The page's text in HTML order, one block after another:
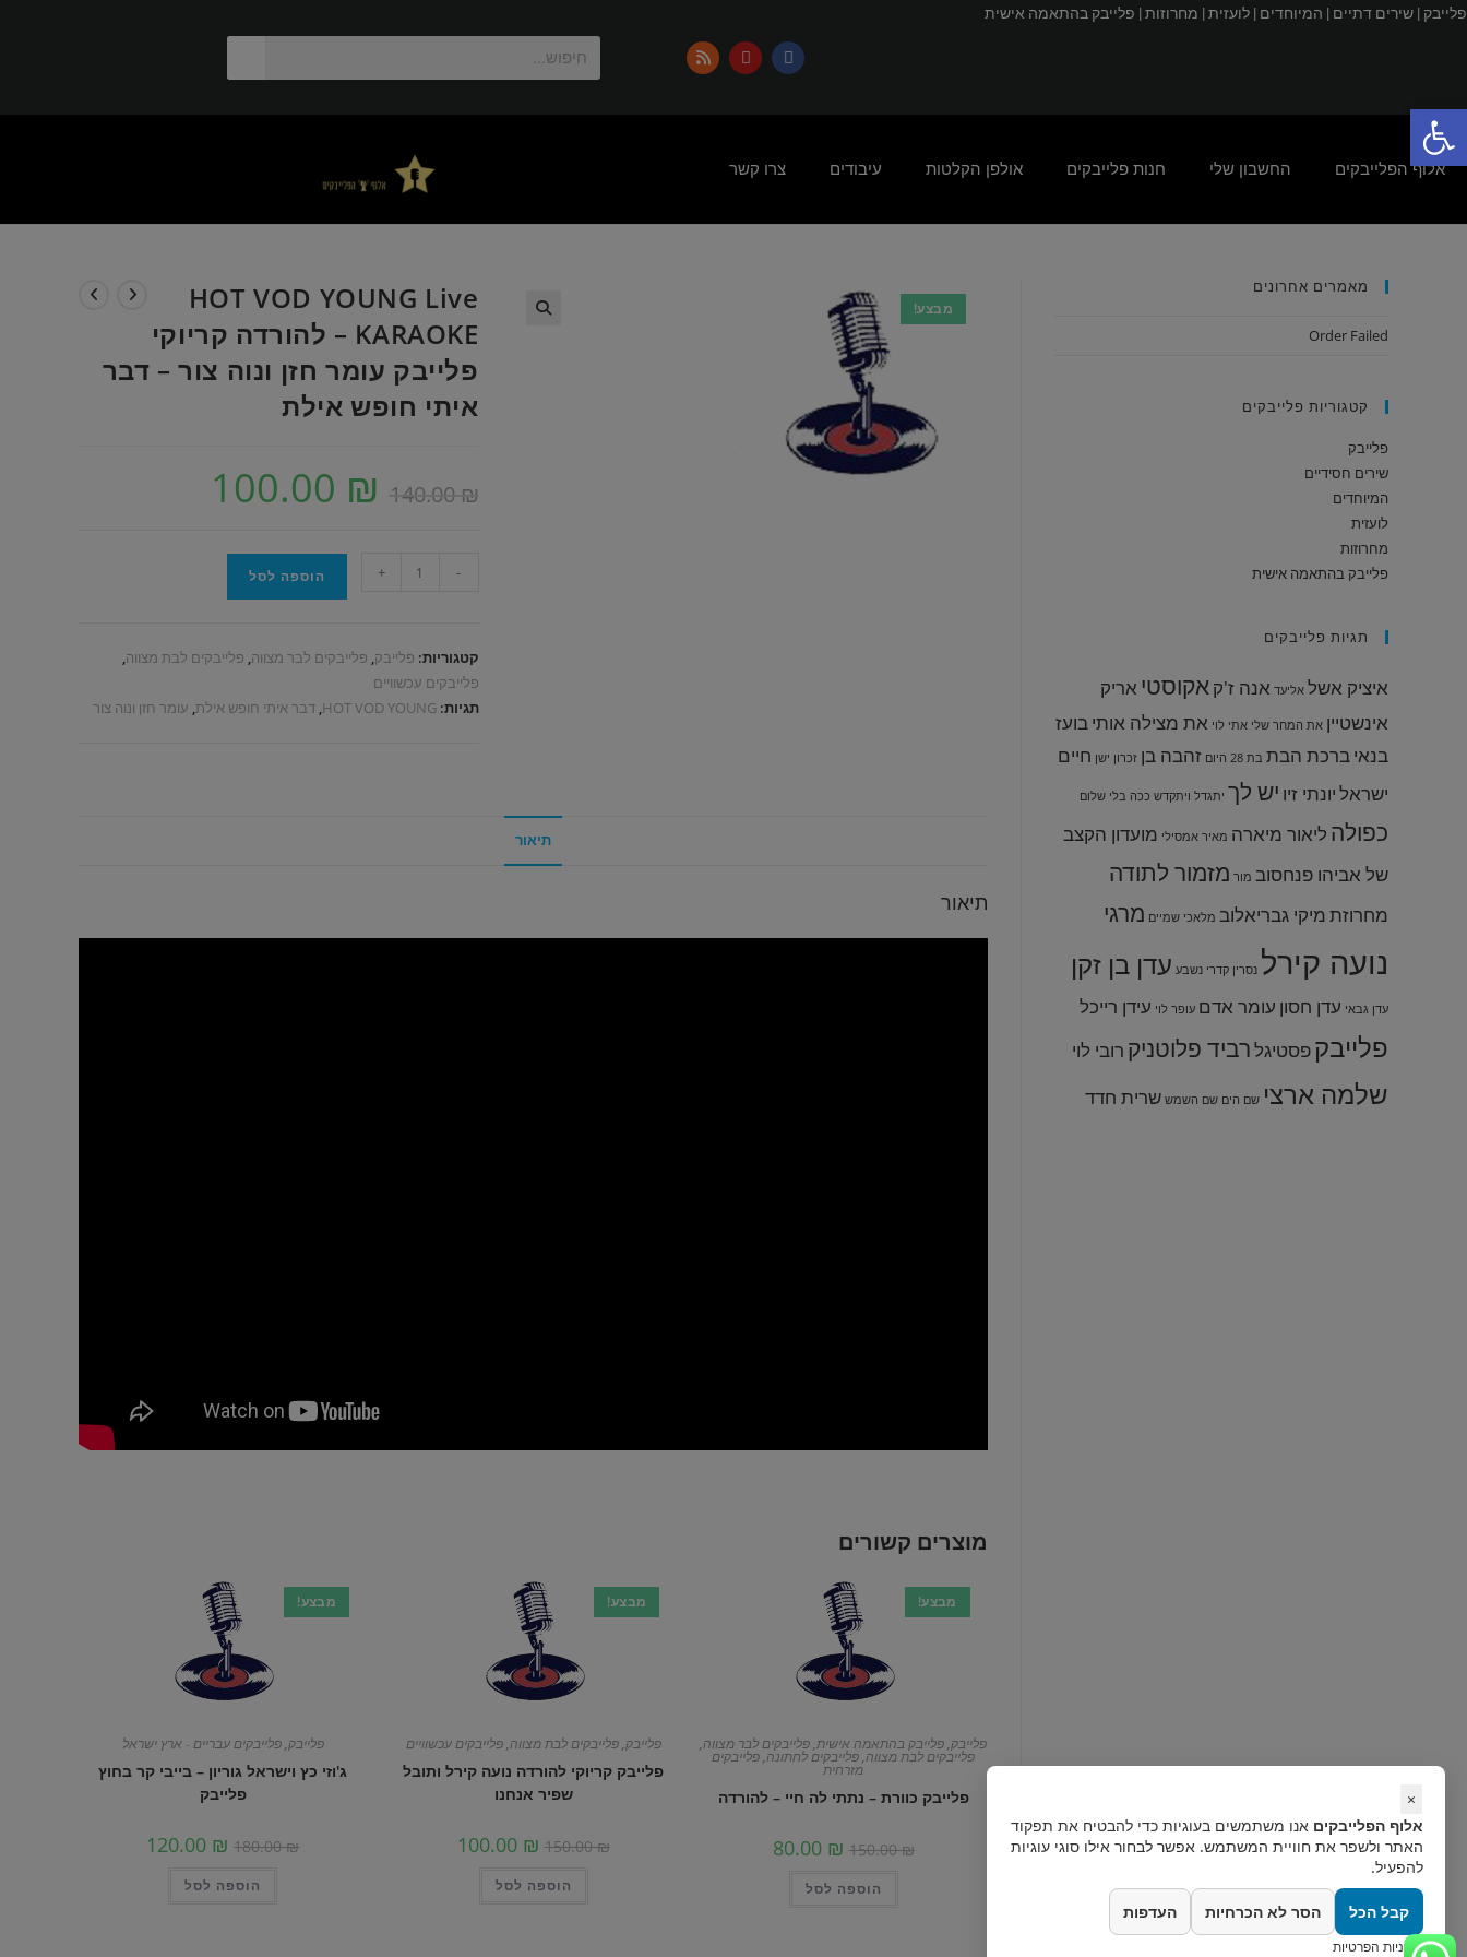
פתח סרגל נגישות
פלייבק | שירים דתיים | המיוחדים | לועזית | מחרוזות | פלייבק בהתאמה אישית
אלוף הפלייבקים החשבון שלי חנות פלייבקים אולפן הקלטות עיבודים צרו קשר
מבצע!
HOT VOD YOUNG Live
KARAOKE – להורדה קריוקי
פלייבק עומר חזן ונוה צור – דבר
איתי חופש אילת
140.00 ₪
100.00 ₪
-
+ הוספה לסל
קטגוריות: פלייבק, פלייבקים לבר מצווה, פלייבקים לבת מצווה,
פלייבקים עכשוויים
תגיות: HOT VOD YOUNG
,דבר איתי חופש אילת, עומר חזן ונוה צור
תיאור
תיאור
מוצרים קשורים
מבצע!
פלייבק,פלייבק בהתאמה אישית,פלייבקים לבר מצווה,
פלייבקים לבת מצווה,פלייבקים לחתונה,פלייבקים
מזרחית
פלייבק כוורת – נתתי לה חיי – להורדה
150.00₪
80.00 ₪
הוספה לסל
מבצע!
פלייבק,פלייבקים לבת מצווה,פלייבקים עכשוויים
פלייבק קריוקי להורדה נועה קירל ותובל
שפיר אנחנו
150.00₪
100.00 ₪
הוספה לסל
מבצע!
פלייבק,פלייבקים עבריים - ארץ ישראל
ג'וזי כץ וישראל גוריון – בייבי קר בחוץ
פלייבק
180.00₪
120.00 ₪
הוספה לסל
מאמרים אחרונים
Order Failed
קטגוריות פלייבקים
פלייבק
שירים חסידיים
המיוחדים
לועזית
מחרוזות
פלייבק בהתאמה אישית
תגיות פלייבקים
איציק אשל אליעד אנה ז'קאקוסטי אריק
אינשטיין את המחר שלי אתי לוי את מצילה אותיבועז
בנאיברכת הבת בת 28 היום זהבה בן זכרון ישן חיים
ישראליונתי זיו יש לך יתגדל ויתקדש ככה בלי שלום
כפולה ליאור מיארה מאיר אמסילי מועדון הקצב
של אביהו פנחסוב מור מזמור לתודה
מחרוזתמיקי גבריאלוב מלאכי שמיים מרגי
נועה קירל נסרין קדרי נשבע עדן בן זקן
עדן גבאי עדן חסון עומר אדם עופר לוי עידן רייכל
פלייבקפסטיגלרביד פלוטניק רובי לוי
שלמה ארצי שם הים שם השמש שרית חדד
×
אלוף הפלייבקים אנו משתמשים בעוגיות כדי להבטיח את תפקוד
האתר ולשפר את חוויית המשתמש. אפשר לבחור אילו סוגי עוגיות
להפעיל.
קבל הכל הסר לא הכרחיות העדפות
מדיניות הפרטיות